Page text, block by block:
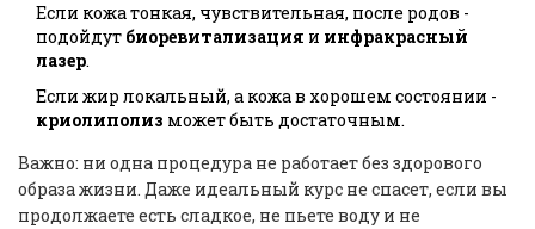
Если кожа тонкая, чувствительная, после родов -
подойдут биоревитализация и инфракрасный
лазер.
Если жир локальный, а кожа в хорошем состоянии -
криолиполиз может быть достаточным.
Важно: ни одна процедура не работает без здорового
образа жизни. Даже идеальный курс не спасет, если вы
продолжаете есть сладкое, не пьете воду и не